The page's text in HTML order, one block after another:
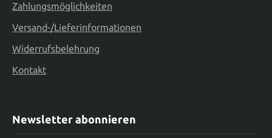
Zahlungsmöglichkeiten
Versand-/Lieferinformationen
Widerrufsbelehrung
Kontakt
Newsletter abonnieren